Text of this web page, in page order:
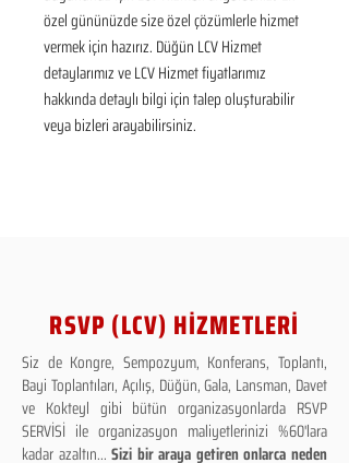
özel gününüzde size özel çözümlerle hizmet
vermek için hazırız. Düğün LCV Hizmet
detaylarımız ve LCV Hizmet fiyatlarımız
hakkında detaylı bilgi için talep oluşturabilir
veya bizleri arayabilirsiniz.
RSVP (LCV) HİZMETLERİ
Siz de Kongre, Sempozyum, Konferans, Toplantı,
Bayi Toplantıları, Açılış, Düğün, Gala, Lansman, Davet
ve Kokteyl gibi bütün organizasyonlarda RSVP
SERVİSİ ile organizasyon maliyetlerinizi %60'lara
kadar azaltın...Sizi bir araya getiren onlarca neden